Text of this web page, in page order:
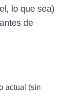
lo que sea)
de
actual (sin